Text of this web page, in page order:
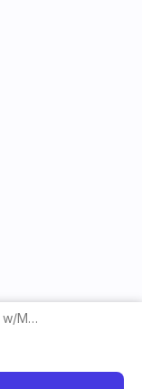
Nomad Modern Leather Case w/MagSafe iPhone 16 Pro Max - Black